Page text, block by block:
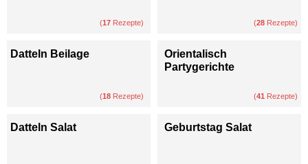
(17 Rezepte) (28 Rezepte)
Datteln Beilage
(18 Rezepte)
Orientalisch
Partygerichte
(41 Rezepte)
Datteln Salat Geburtstag Salat